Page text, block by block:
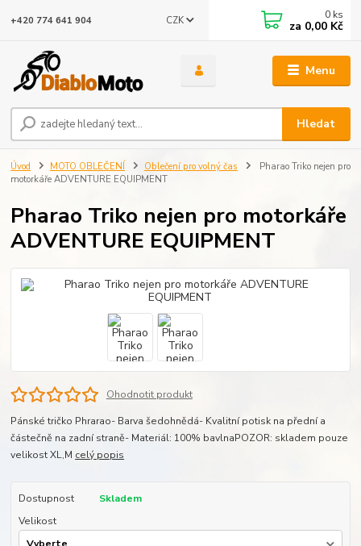
Menu
CZK
Hledat
+420 774 641 904 0 ks
za 0,00 Kč
Úvod MOTO OBLEČENÍ Oblečení pro volný čas
Pharao Triko nejen pro
motorkáře ADVENTURE EQUIPMENT
Pharao Triko nejen pro motorkáře
ADVENTURE EQUIPMENT
Ohodnotit produkt
Pánské tričko Phrarao- Barva šedohnědá- Kvalitní potisk na přední a
částečně na zadní straně- Materiál: 100% bavlnaPOZOR: skladem pouze
velikost XL,M celý popis
Dostupnost
Skladem
Velikost